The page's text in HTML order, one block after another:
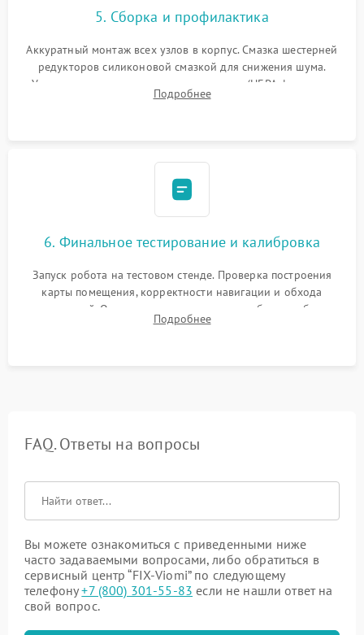
5. Сборка и профилактика
Аккуратный монтаж всех узлов в корпус. Смазка шестерней
редукторов силиконовой смазкой для снижения шума.
Установка новых расходных материалов (HEPA-фильтров,
микрофибры, щеток). Надежная фиксация разъемов и
Подробнее
6. Финальное тестирование и калибровка
Запуск робота на тестовом стенде. Проверка построения
карты помещения, корректности навигации и обхода
препятствий. Оценка силы всасывания и работы турбины.
Тестирование автоматического возврата на док-станцию и
Подробнее
FAQ. Ответы на вопросы
Вы можете ознакомиться с приведенными ниже
часто задаваемыми вопросами, либо обратиться в
сервисный центр “FIX-Viomi” по следующему
телефону+7 (800) 301-55-83 если не нашли ответ на
свой вопрос.